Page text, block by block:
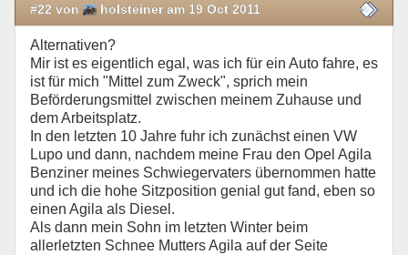
#22 von holsteiner am 19 Oct 2011
Alternativen?
Mir ist es eigentlich egal, was ich für ein Auto fahre, es
ist für mich "Mittel zum Zweck", sprich mein
Beförderungsmittel zwischen meinem Zuhause und
dem Arbeitsplatz.
In den letzten 10 Jahre fuhr ich zunächst einen VW
Lupo und dann, nachdem meine Frau den Opel Agila
Benziner meines Schwiegervaters übernommen hatte
und ich die hohe Sitzposition genial gut fand, eben so
einen Agila als Diesel.
Als dann mein Sohn im letzten Winter beim
allerletzten Schnee Mutters Agila auf der Seite